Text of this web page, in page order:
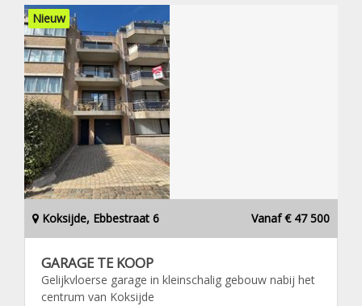
Nieuw
Koksijde, Ebbestraat 6 Vanaf € 47 500
GARAGE TE KOOP
Gelijkvloerse garage in kleinschalig gebouw nabij het
centrum van Koksijde